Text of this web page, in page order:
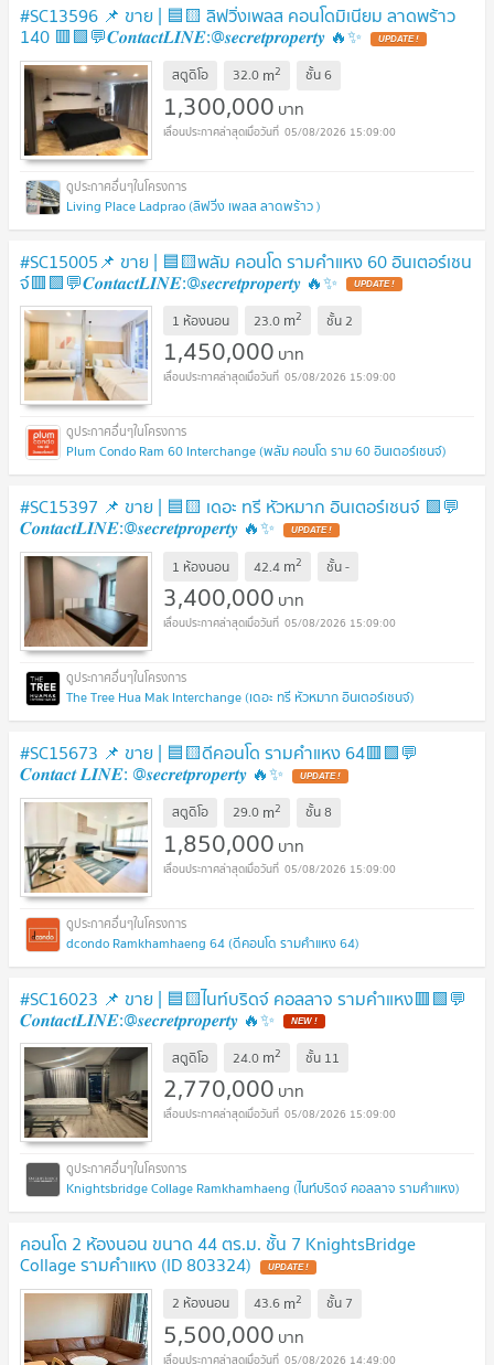
#SC13596 📌 ขาย | 🟦🟨 ลิฟวิ่งเพลส คอนโดมิเนียม ลาดพร้าว
140 🟥🟩💬𝑪𝒐𝒏𝒕𝒂𝒄𝒕𝑳𝑰𝑵𝑬:@𝒔𝒆𝒄𝒓𝒆𝒕𝒑𝒓𝒐𝒑𝒆𝒓𝒕𝒚 🔥✨ UPDATE !
สตูดิโอ 32.0 m2 ชั้น6
1,300,000 บาท
05/08/2026 15:09:00
Living Place Ladprao (ลิฟวิ่ง เพลส ลาดพร้าว )
#SC15005📌 ขาย | 🟦🟨พลัม คอนโด รามคำแหง 60 อินเตอร์เชน
จ์🟥🟩💬𝑪𝒐𝒏𝒕𝒂𝒄𝒕𝑳𝑰𝑵𝑬:@𝒔𝒆𝒄𝒓𝒆𝒕𝒑𝒓𝒐𝒑𝒆𝒓𝒕𝒚 🔥✨ UPDATE !
1 ห้องนอน 23.0 m2 ชั้น2
1,450,000 บาท
05/08/2026 15:09:00
Plum Condo Ram 60 Interchange (พลัม คอนโด ราม 60 อินเตอร์เชนจ์)
#SC15397 📌 ขาย | 🟦🟨 เดอะ ทรี หัวหมาก อินเตอร์เชนจ์ 🟩💬
𝑪𝒐𝒏𝒕𝒂𝒄𝒕𝑳𝑰𝑵𝑬:@𝒔𝒆𝒄𝒓𝒆𝒕𝒑𝒓𝒐𝒑𝒆𝒓𝒕𝒚 🔥✨ UPDATE !
1 ห้องนอน 42.4 m2 ชั้น-
3,400,000 บาท
05/08/2026 15:09:00
The Tree Hua Mak Interchange (เดอะ ทรี หัวหมาก อินเตอร์เชนจ์)
#SC15673 📌 ขาย | 🟦🟨ดีคอนโด รามคำแหง 64🟥🟩💬
𝑪𝒐𝒏𝒕𝒂𝒄𝒕 𝑳𝑰𝑵𝑬: @𝒔𝒆𝒄𝒓𝒆𝒕𝒑𝒓𝒐𝒑𝒆𝒓𝒕𝒚 🔥✨ UPDATE !
สตูดิโอ 29.0 m2 ชั้น8
1,850,000 บาท
05/08/2026 15:09:00
dcondo Ramkhamhaeng 64 (ดีคอนโด รามคำแหง 64)
#SC16023 📌 ขาย | 🟦🟨ไนท์บริดจ์ คอลลาจ รามคำแหง🟥🟩💬
𝑪𝒐𝒏𝒕𝒂𝒄𝒕𝑳𝑰𝑵𝑬:@𝒔𝒆𝒄𝒓𝒆𝒕𝒑𝒓𝒐𝒑𝒆𝒓𝒕𝒚 🔥✨ NEW !
สตูดิโอ 24.0 m2 ชั้น 11
2,770,000 บาท
05/08/2026 15:09:00
Knightsbridge Collage Ramkhamhaeng (ไนท์บริดจ์ คอลลาจ รามคำแหง)
คอนโด 2 ห้องนอน ขนาด 44 ตร.ม. ชั้น 7 KnightsBridge
Collage รามคำแหง (ID 803324) UPDATE !
2 ห้องนอน 43.6 m2 ชั้น 7
5,500,000 บาท
05/08/2026 14:49:00